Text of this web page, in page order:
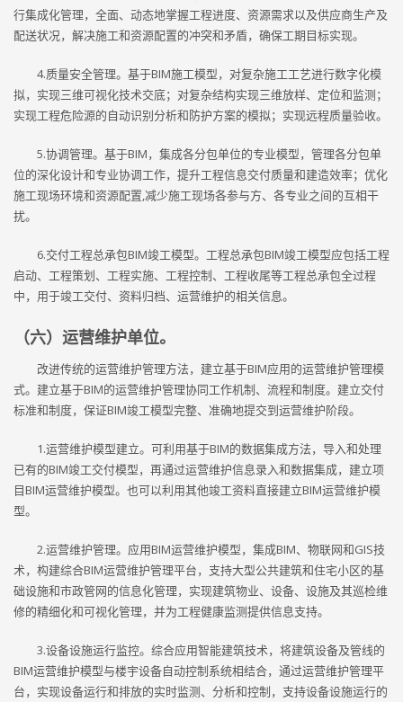
行集成化管理，全面、动态地掌握工程进度、资源需求以及供应商生产及
配送状况，解决施工和资源配置的冲突和矛盾，确保工期目标实现。
4.质量安全管理。基于BIM施工模型，对复杂施工工艺进行数字化模
拟，实现三维可视化技术交底；对复杂结构实现三维放样、定位和监测；
实现工程危险源的自动识别分析和防护方案的模拟；实现远程质量验收。
5.协调管理。基于BIM，集成各分包单位的专业模型，管理各分包单
位的深化设计和专业协调工作，提升工程信息交付质量和建造效率；优化
施工现场环境和资源配置,减少施工现场各参与方、各专业之间的互相干
扰。
6.交付工程总承包BIM竣工模型。工程总承包BIM竣工模型应包括工程
启动、工程策划、工程实施、工程控制、工程收尾等工程总承包全过程
中，用于竣工交付、资料归档、运营维护的相关信息。
（六）运营维护单位。
改进传统的运营维护管理方法，建立基于BIM应用的运营维护管理模
式。建立基于BIM的运营维护管理协同工作机制、流程和制度。建立交付
标准和制度，保证BIM竣工模型完整、准确地提交到运营维护阶段。
1.运营维护模型建立。可利用基于BIM的数据集成方法，导入和处理
已有的BIM竣工交付模型，再通过运营维护信息录入和数据集成，建立项
目BIM运营维护模型。也可以利用其他竣工资料直接建立BIM运营维护模
型。
2.运营维护管理。应用BIM运营维护模型，集成BIM、物联网和GIS技
术，构建综合BIM运营维护管理平台，支持大型公共建筑和住宅小区的基
础设施和市政管网的信息化管理，实现建筑物业、设备、设施及其巡检维
修的精细化和可视化管理，并为工程健康监测提供信息支持。
3.设备设施运行监控。综合应用智能建筑技术，将建筑设备及管线的
BIM运营维护模型与楼宇设备自动控制系统相结合，通过运营维护管理平
台，实现设备运行和排放的实时监测、分析和控制，支持设备设施运行的